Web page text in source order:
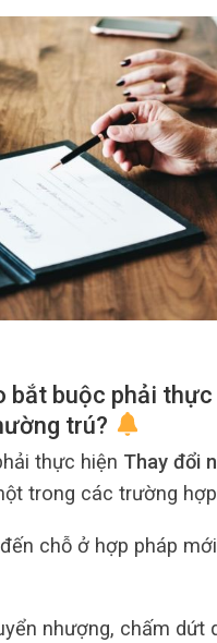
bắt buộc phải
trú?
thực hiện Thay đổi
trong các trường
chỗ ở hợp pháp
nhượng, chấm dứt